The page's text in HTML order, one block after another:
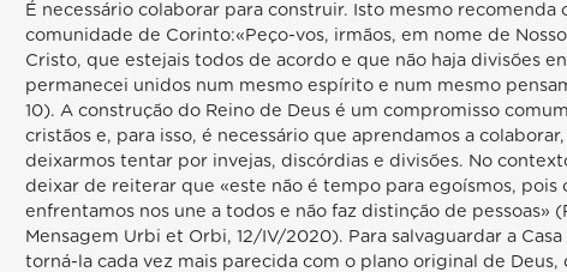
É necessário colaborar para construir. Isto mesmo recomenda
comunidade de Corinto:«Peço-vos, irmãos, em nome de
Cristo, que estejais todos de acordo e que não haja divisões
permanecei unidos num mesmo espírito e num mesmo
10). A construção do Reino de Deus é um compromisso
cristãos e, para isso, é necessário que aprendamos a
deixarmos tentar por invejas, discórdias e divisões. No
deixar de reiterar que «este não é tempo para egoísmos, pois
enfrentamos nos une a todos e não faz distinção de pessoas»
Mensagem Urbi et Orbi, 12/IV/2020). Para salvaguardar a
torná-la cada vez mais parecida com o plano original de Deus,